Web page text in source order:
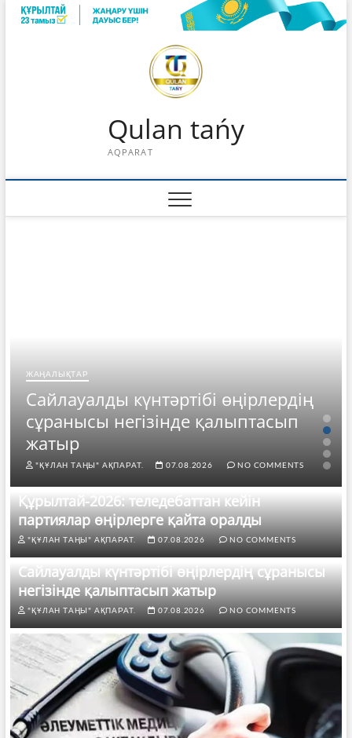
Skip
Qulan tańy
AQPARAT
ЖАҢАЛЫҚТАР
Сайлауалды күнтәртібі өңірлердің
сұранысы негізінде қалыптасып
жатыр
"ҚҰЛАН ТАҢЫ" АҚПАРАТ. 07.08.2026 NO COMMENTS
Құрылтай-2026: теледебаттан кейін
партиялар өңірлерге қайта оралды
"ҚҰЛАН ТАҢЫ" АҚПАРАТ. 07.08.2026 NO COMMENTS
Сайлауалды күнтәртібі өңірлердің сұранысы
негізінде қалыптасып жатыр
"ҚҰЛАН ТАҢЫ" АҚПАРАТ. 07.08.2026 NO COMMENTS